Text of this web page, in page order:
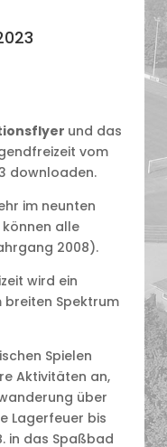
und das
vom
downloaden.
im neunten
alle
2008).
wird ein
breiten Spektrum
Spielen
Aktivitäten an,
über
Lagerfeuer bis
in das Spaßbad